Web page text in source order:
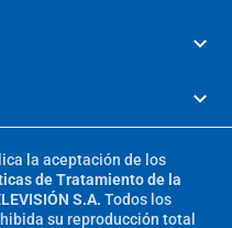
la aceptación de los
de Tratamiento de la
S.A. Todos los
su reproducción total